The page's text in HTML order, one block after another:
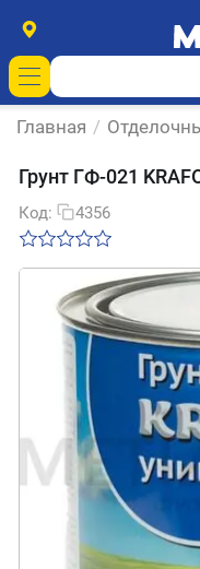
Главная /
Грунт ГФ-021
Код: 4356